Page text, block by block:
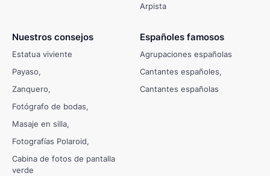
Arpista
Nuestros consejos
Estatua viviente
Payaso
Zanquero
Fotógrafo de bodas
Masaje en silla
Fotografías Polaroid
Cabina de fotos de pantalla
verde
Españoles famosos
Agrupaciones españolas
Cantantes españoles
Cantantes españolas